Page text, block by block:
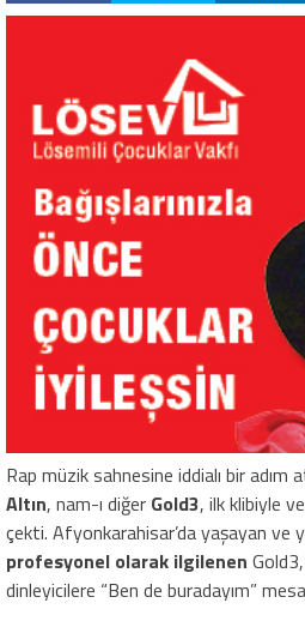
Rap müzik sahnesine iddialı bir
Altın, nam-ı diğer Gold3, ilk klibiyle
çekti. Afyonkarahisar’da yaşayan ve
profesyonel olarak ilgilenen Gold3,
dinleyicilere “Ben de buradayım”